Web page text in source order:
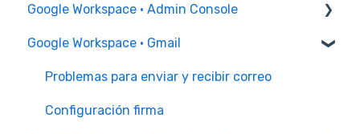
Google Workspace · Admin Console
Permisos Administrador
Administración de usuarios
Administración de grupos
Google Workspace · Gmail
Problemas para enviar y recibir correo
Configuración firma